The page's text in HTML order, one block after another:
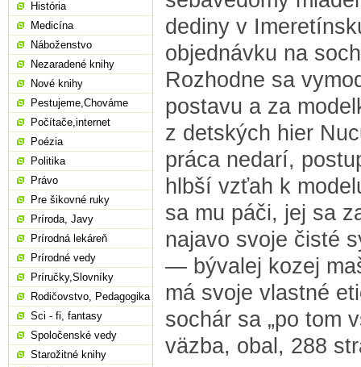
dediny v
objednávku na
Rozhodne sa
postavu a za
z detských hier
práca nedarí,
hlbší vzťah k
sa mu páči, jej sa
najavo svoje čisté
— bývalej kozej
má svoje vlastné
sochár sa „po tom
väzba, obal, 288
História
Medicína
Náboženstvo
Nezaradené knihy
Nové knihy
Pestujeme,Chováme
Počítače,internet
Poézia
Politika
Právo
Pre šikovné ruky
Príroda, Javy
Prírodná lekáreň
Prírodné vedy
Príručky,Slovníky
Rodičovstvo, Pedagogika
Sci - fi, fantasy
Spoločenské vedy
Starožitné knihy